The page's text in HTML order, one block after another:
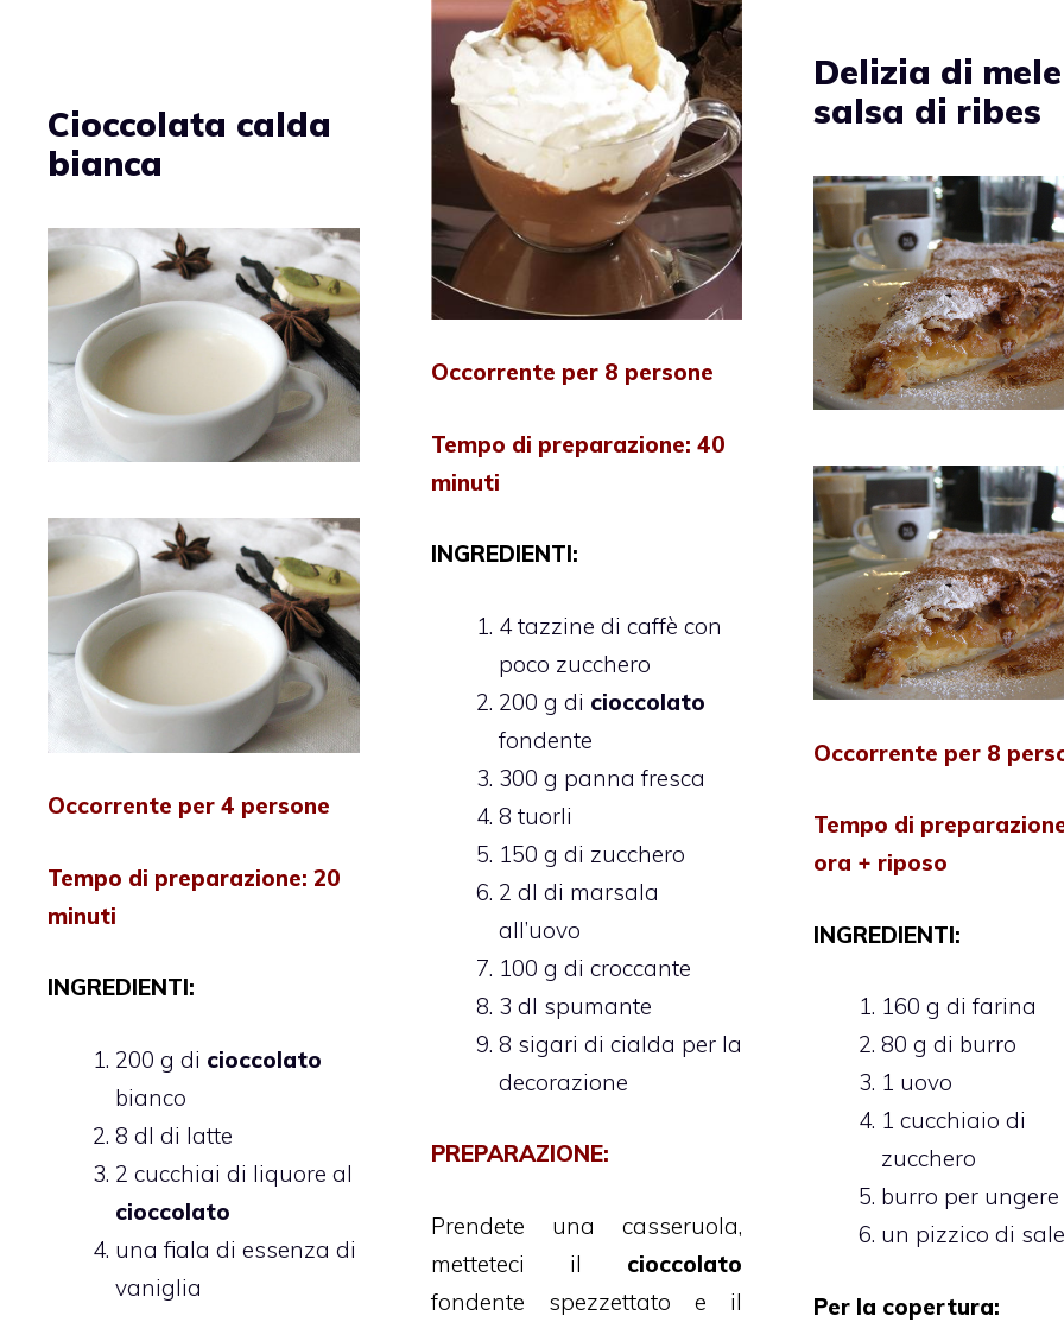
Occorrente per 8 persone
Tempo di preparazione: 40
minuti
INGREDIENTI:
4 tazzine di caffè con
poco zucchero
200 g di cioccolato
fondente
300 g panna fresca
8 tuorli
150 g di zucchero
2 dl di marsala
all’uovo
100 g di croccante
3 dl spumante
8 sigari di cialda per la
decorazione
PREPARAZIONE:
Prendete una casseruola,
metteteci il cioccolato
fondente spezzettato e il
Delizia di
salsa di ribes
Occorrente per 8
Tempo di
ora + riposo
INGREDIENTI:
160 g di farina
80 g di burro
1 uovo
1 cucchiaio di
zucchero
burro per ungere
un pizzico di
Per la copertura:
Cioccolata calda
bianca
Occorrente per 4 persone
Tempo di preparazione: 20
minuti
INGREDIENTI:
200 g di cioccolato
bianco
8 dl di latte
2 cucchiai di liquore al
cioccolato
una fiala di essenza di
vaniglia